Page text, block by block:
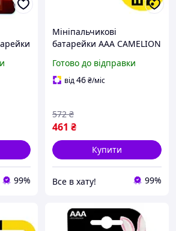
99%
Мініпальчикові
батарейки ААА CAMELION
мізинчикові
Готово до відправки
від46₴/міс
461 ₴
572 ₴
Купити
Все в хату! 99%